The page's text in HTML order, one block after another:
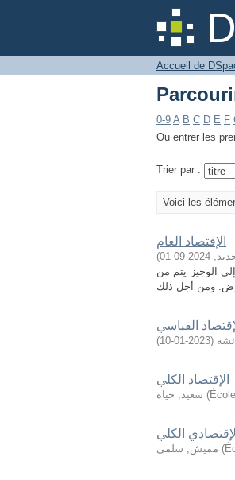
Accueil de
0-9 A B C D E F
Ou entrer les
Trier par :
Voici les
الإقتصاد العام
,
2024-09-01
)
الوجيز يتم من
القياسي
(
2023-01-10
)
الإقتصاد الكلي
سعيد, حياة (
الكلي
مميش, سلمى (